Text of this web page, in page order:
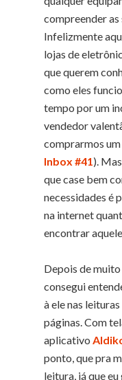
compreender as
Infelizmente
lojas de
que querem
como eles
tempo por um
vendedor
comprarmos
Inbox #41 ).
que case bem
necessidades é
na internet
encontrar
Depois de
consegui
à ele nas
páginas. Com
aplicativo
ponto, que pra
leitura, já que